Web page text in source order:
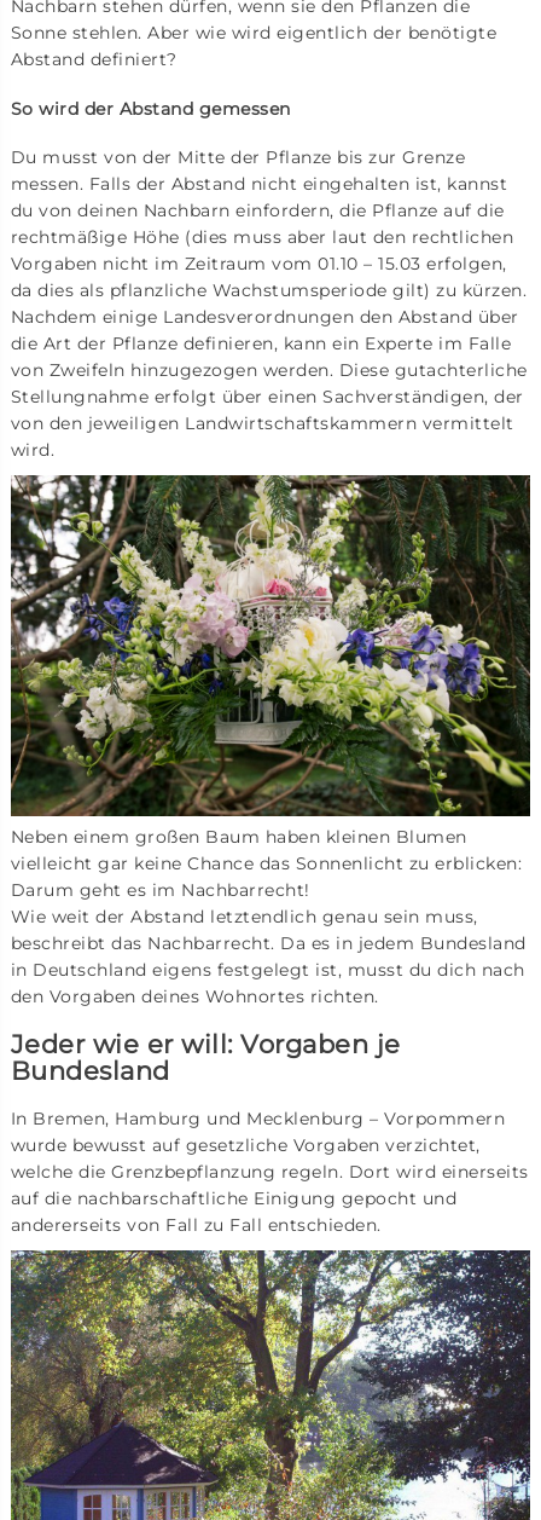
Nachbarn stehen dürfen, wenn sie den Pflanzen die
Sonne stehlen. Aber wie wird eigentlich der benötigte
Abstand definiert?
So wird der Abstand gemessen
Du musst von der Mitte der Pflanze bis zur Grenze
messen. Falls der Abstand nicht eingehalten ist, kannst
du von deinen Nachbarn einfordern, die Pflanze auf die
rechtmäßige Höhe (dies muss aber laut den rechtlichen
Vorgaben nicht im Zeitraum vom 01.10 – 15.03 erfolgen,
da dies als pflanzliche Wachstumsperiode gilt) zu kürzen.
Nachdem einige Landesverordnungen den Abstand über
die Art der Pflanze definieren, kann ein Experte im Falle
von Zweifeln hinzugezogen werden. Diese gutachterliche
Stellungnahme erfolgt über einen Sachverständigen, der
von den jeweiligen Landwirtschaftskammern vermittelt
wird.
Neben einem großen Baum haben kleinen Blumen
vielleicht gar keine Chance das Sonnenlicht zu erblicken:
Darum geht es im Nachbarrecht!
Wie weit der Abstand letztendlich genau sein muss,
beschreibt das Nachbarrecht. Da es in jedem Bundesland
in Deutschland eigens festgelegt ist, musst du dich nach
den Vorgaben deines Wohnortes richten.
Jeder wie er will: Vorgaben je
Bundesland
In Bremen, Hamburg und Mecklenburg – Vorpommern
wurde bewusst auf gesetzliche Vorgaben verzichtet,
welche die Grenzbepflanzung regeln. Dort wird einerseits
auf die nachbarschaftliche Einigung gepocht und
andererseits von Fall zu Fall entschieden.